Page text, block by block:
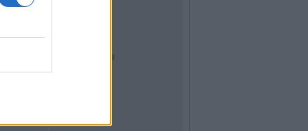
Articoli più letti